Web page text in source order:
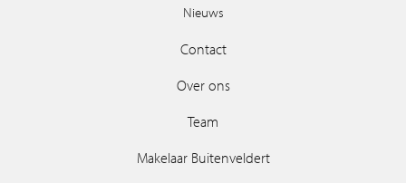
Nieuws
Contact
Over ons
Team
Makelaar Buitenveldert